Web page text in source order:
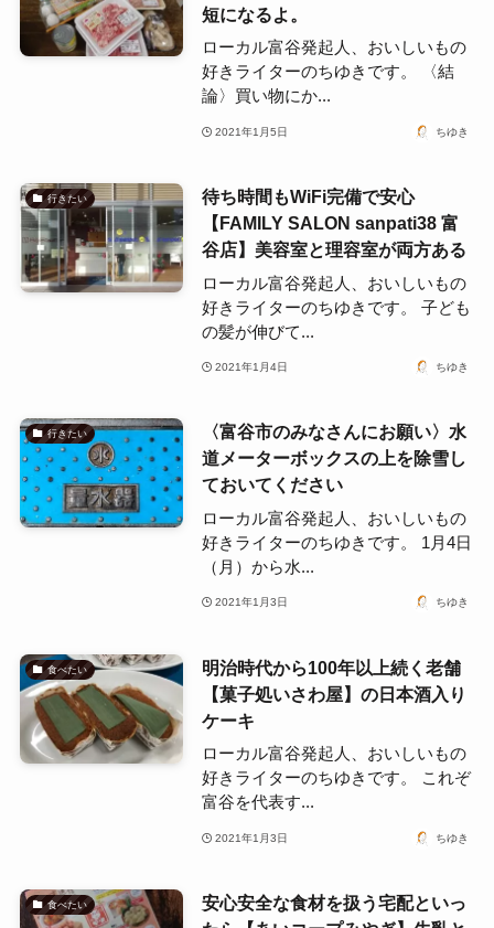
短になるよ。
ローカル富谷発起人、おいしいもの
好きライターのちゆきです。 〈結
論〉買い物にか...
2021年1月5日 ちゆき
行きたい
待ち時間もWiFi完備で安心
【FAMILY SALON sanpati38 富
谷店】美容室と理容室が両方ある
ローカル富谷発起人、おいしいもの
好きライターのちゆきです。 子ども
の髪が伸びて...
2021年1月4日 ちゆき
行きたい
〈富谷市のみなさんにお願い〉水
道メーターボックスの上を除雪し
ておいてください
ローカル富谷発起人、おいしいもの
好きライターのちゆきです。 1月4日
（月）から水...
2021年1月3日 ちゆき
食べたい
明治時代から100年以上続く老舗
【菓子処いさわ屋】の日本酒入り
ケーキ
ローカル富谷発起人、おいしいもの
好きライターのちゆきです。 これぞ
富谷を代表す...
2021年1月3日 ちゆき
食べたい
安心安全な食材を扱う宅配といっ